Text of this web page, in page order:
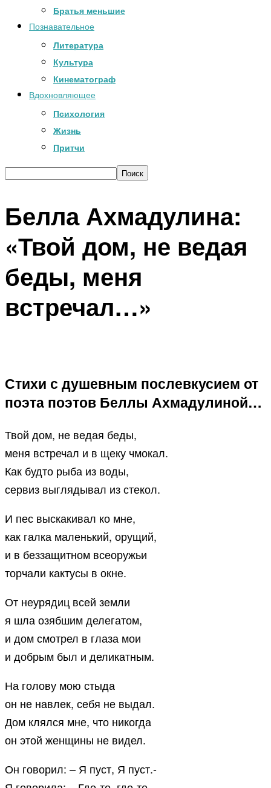
Братья меньшие
Познавательное
Литература
Культура
Кинематограф
Вдохновляющее
Психология
Жизнь
Притчи
Белла Ахмадулина:
«Твой дом, не ведая
беды, меня
встречал…»
Стихи с душевным послевкусием от
поэта поэтов Беллы Ахмадулиной…
Твой дом, не ведая беды,
меня встречал и в щеку чмокал.
Как будто рыба из воды,
сервиз выглядывал из стекол.
И пес выскакивал ко мне,
как галка маленький, орущий,
и в беззащитном всеоружьи
торчали кактусы в окне.
От неурядиц всей земли
я шла озябшим делегатом,
и дом смотрел в глаза мои
и добрым был и деликатным.
На голову мою стыда
он не навлек, себя не выдал.
Дом клялся мне, что никогда
он этой женщины не видел.
Он говорил: – Я пуст, Я пуст.-